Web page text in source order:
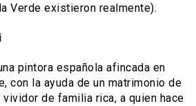
Verde existieron realmente).
pintora española afincada en
con la ayuda de un matrimonio de
vividor de familia rica, a quien hace